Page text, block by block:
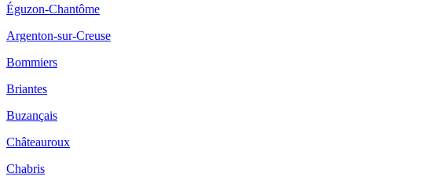
Éguzon-Chantôme
Argenton-sur-Creuse
Bommiers
Briantes
Buzançais
Châteauroux
Chabris